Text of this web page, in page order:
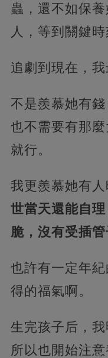
蟲，還不如保
人，等到關鍵時
追劇到現在，我
不是羨慕她有
也不需要有那
就行。
我更羨慕她有人
世當天還能自
脆，沒有受插管
也許有一定年
得的福氣啊。
生完孩子后，我
所以也開始注